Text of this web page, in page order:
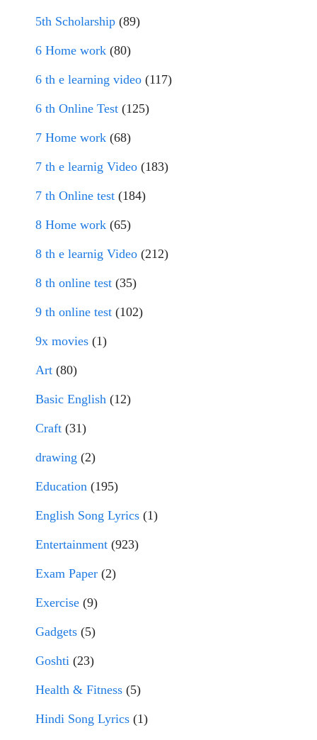
5th Scholarship (89)
6 Home work (80)
6 th e learning video (117)
6 th Online Test (125)
7 Home work (68)
7 th e learnig Video (183)
7 th Online test (184)
8 Home work (65)
8 th e learnig Video (212)
8 th online test (35)
9 th online test (102)
9x movies (1)
Art (80)
Basic English (12)
Craft (31)
drawing (2)
Education (195)
English Song Lyrics (1)
Entertainment (923)
Exam Paper (2)
Exercise (9)
Gadgets (5)
Goshti (23)
Health & Fitness (5)
Hindi Song Lyrics (1)